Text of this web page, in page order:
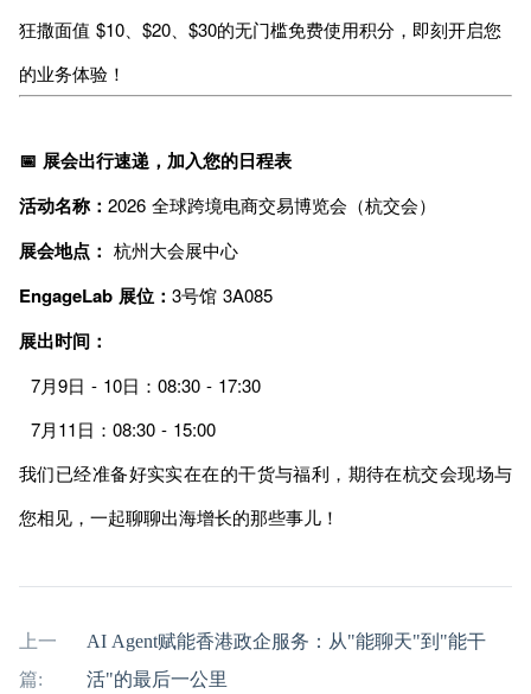
狂撒面值 $10、$20、$30的无门槛免费使用积分，即刻开启您
的业务体验！
📅 展会出行速递，加入您的日程表
活动名称： 2026 全球跨境电商交易博览会（杭交会）
展会地点： 杭州大会展中心
EngageLab 展位： 3号馆 3A085
展出时间：
7月9日 - 10日：08:30 - 17:30
7月11日：08:30 - 15:00
我们已经准备好实实在在的干货与福利，期待在杭交会现场与
您相见，一起聊聊出海增长的那些事儿！
上一
篇:
AI Agent赋能香港政企服务：从"能聊天"到"能干
活"的最后一公里